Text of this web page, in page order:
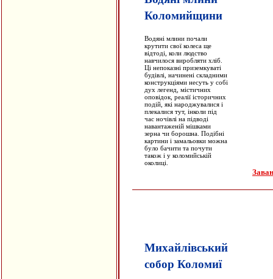
Коломийщини
Водяні млини почали
крутити свої колеса ще
відтоді, коли людство
навчилося виробляти хліб.
Ці непоказні приземкуваті
будівлі, начинені складними
конструкціями несуть у собі
дух легенд, містичних
оповідок, реалії історичних
подій, які народжувалися і
плекалися тут, інколи під
час ночівлі на підводі
навантаженій мішками
зерна чи борошна. Подібні
картини і замальовки можна
було бачити та почути
також і у коломийській
околиці.
Михайлівський
собор Коломиї